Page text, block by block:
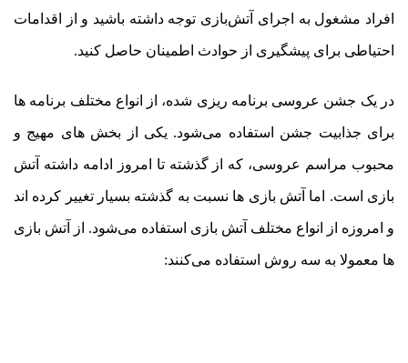
افراد مشغول به اجرای آتش‌بازی توجه داشته باشید و از اقدامات
احتیاطی برای پیشگیری از حوادث اطمینان حاصل کنید.
در یک جشن عروسی برنامه ریزی شده، از انواع مختلف برنامه ها
برای جذابیت جشن استفاده می‌شود. یکی از بخش های مهیج و
محبوب مراسم عروسی، که از گذشته تا امروز ادامه داشته آتش
بازی است. اما آتش بازی ها نسبت به گذشته بسیار تغییر کرده اند
و امروزه از انواع مختلف آتش بازی استفاده می‌شود. از آتش بازی
ها معمولا به سه روش استفاده می‌کنند: